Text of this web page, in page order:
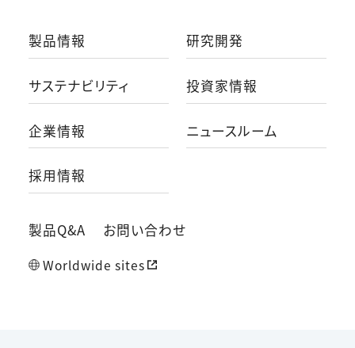
製品情報 研究開発
サステナビリティ 投資家情報
企業情報 ニュースルーム
採用情報
製品Q&A お問い合わせ
Worldwide sites